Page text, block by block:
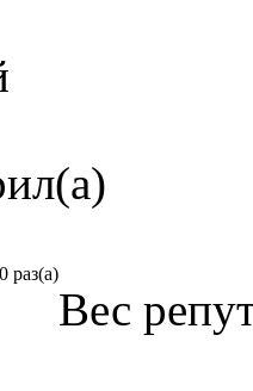
раз(а)
Вес